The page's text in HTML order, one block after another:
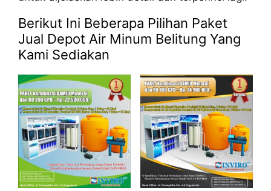
Berikut Ini Beberapa Pilihan Paket
Jual Depot Air Minum Belitung Yang
Kami Sediakan